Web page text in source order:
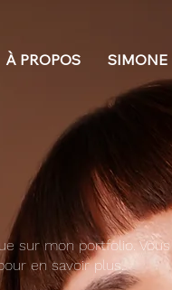
À PROPOS SIMONE
sur mon portfolio.
en savoir plus.